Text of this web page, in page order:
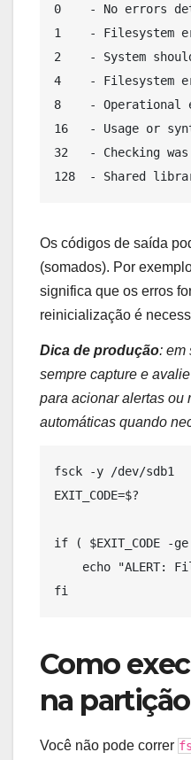
0    - No errors
1    - Filesystem
2    - System
4    - Filesystem
8    - Operational
16   - Usage or
32   - Checking
Os códigos de saída
(somados). Por
significa que os erros
reinicialização é
Dica de produção: em
sempre capture e
para acionar alertas ou
automáticas quando
fsck -y /dev/sdb1
EXIT_CODE=$?
if ( $EXIT_CODE -
echo "ALERT:
Como
na
Você não pode correr